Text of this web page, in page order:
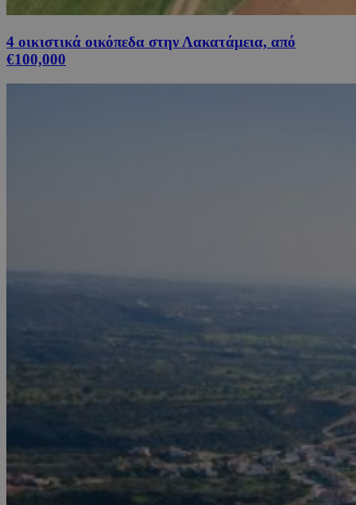
4 οικιστικά οικόπεδα στην Λακατάμεια, από
€100,000